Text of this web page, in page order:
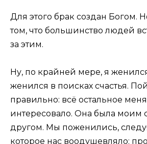
Для этого брак создан Богом.
том, что большинство людей
за этим.
Ну, по крайней мере, я
женился в поисках счастья.
правильно: всё остальное
интересовало. Она была моим
другом. Мы поженились,
которое нас воодушевляло: